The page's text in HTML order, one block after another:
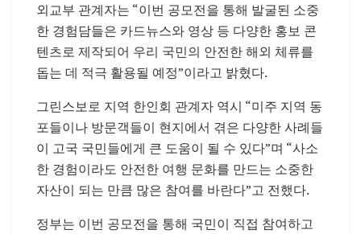
외교부 관계자는 “이번 공모전을 통해 발굴된 소중
한 경험담들은 카드뉴스와 영상 등 다양한 홍보 콘
텐츠로 제작되어 우리 국민의 안전한 해외 체류를
돕는 데 적극 활용될 예정”이라고 밝혔다.
그린스보로 지역 한인회 관계자 역시 “미주 지역 동
포들이나 방문객들이 현지에서 겪은 다양한 사례들
이 고국 국민들에게 큰 도움이 될 수 있다”며 “사소
한 경험이라도 안전한 여행 문화를 만드는 소중한
자산이 되는 만큼 많은 참여를 바란다”고 전했다.
정부는 이번 공모전을 통해 국민이 직접 참여하고